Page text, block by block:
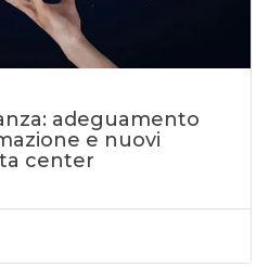
adeguamento
e nuovi
center